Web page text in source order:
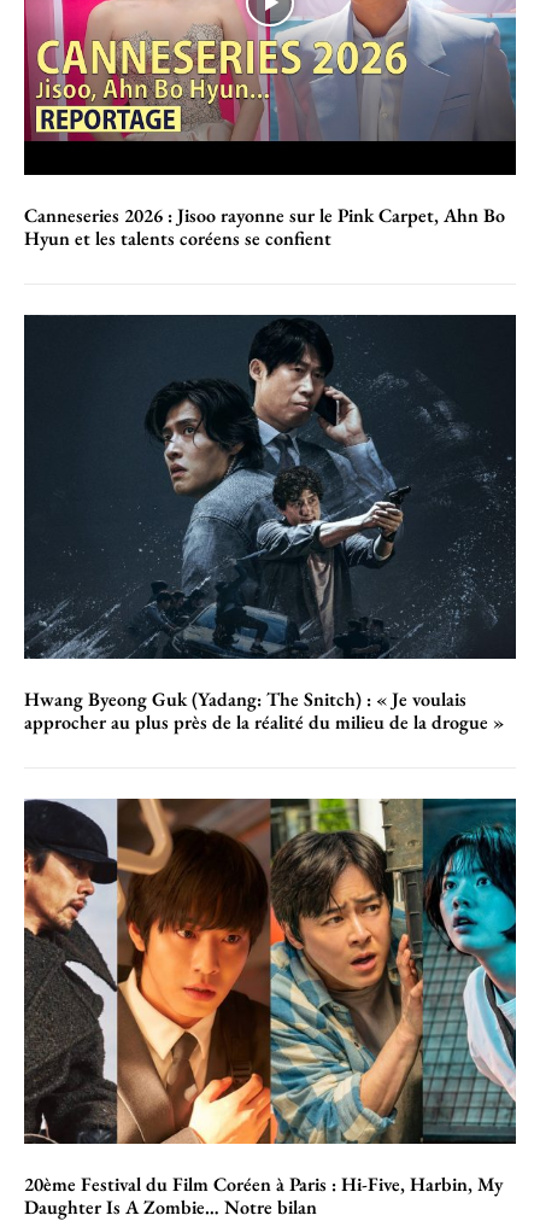
Canneseries 2026 : Jisoo rayonne sur le Pink Carpet, Ahn Bo
Hyun et les talents coréens se confient
Hwang Byeong Guk (Yadang: The Snitch) : « Je voulais
approcher au plus près de la réalité du milieu de la drogue »
20ème Festival du Film Coréen à Paris : Hi-Five, Harbin, My
Daughter Is A Zombie… Notre bilan